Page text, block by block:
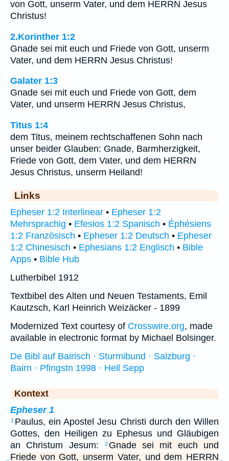
von Gott, unserm Vater, und dem HERRN Jesus
Christus!
2.Korinther 1:2
Gnade sei mit euch und Friede von Gott, unserm
Vater, und dem HERRN Jesus Christus!
Galater 1:3
Gnade sei mit euch und Friede von Gott, dem
Vater, und unserm HERRN Jesus Christus,
Titus 1:4
dem Titus, meinem rechtschaffenen Sohn nach
unser beider Glauben: Gnade, Barmherzigkeit,
Friede von Gott, dem Vater, und dem HERRN
Jesus Christus, unserm Heiland!
Links
Epheser 1:2 Interlinear • Epheser 1:2
Mehrsprachig • Efesios 1:2 Spanisch • Éphésiens
1:2 Französisch • Epheser 1:2 Deutsch • Epheser
1:2 Chinesisch • Ephesians 1:2 Englisch • Bible
Apps • Bible Hub
Lutherbibel 1912
Textbibel des Alten und Neuen Testaments, Emil
Kautzsch, Karl Heinrich Weizäcker - 1899
Modernized Text courtesy of Crosswire.org, made
available in electronic format by Michael Bolsinger.
De Bibl auf Bairisch · Sturmibund · Salzburg ·
Bairn · Pfingstn 1998 · Hell Sepp
Kontext
Epheser 1
1 Paulus, ein Apostel Jesu Christi durch den Willen
Gottes, den Heiligen zu Ephesus und Gläubigen
an Christum Jesum:
2 Gnade sei mit euch und
Friede von Gott, unserm Vater, und dem HERRN